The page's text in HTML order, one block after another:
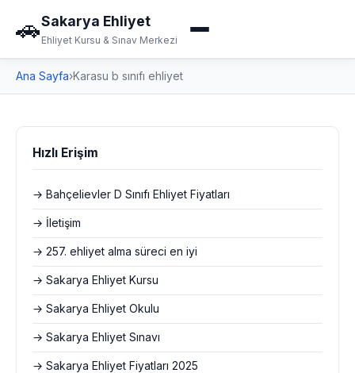
🚗Sakarya Ehliyet
Ehliyet Kursu & Sınav Merkezi
Ana Sayfa›Karasu b sınıfı ehliyet
Hızlı Erişim
→ Bahçelievler D Sınıfı Ehliyet Fiyatları
→ İletişim
→ 257. ehliyet alma süreci en iyi
→ Sakarya Ehliyet Kursu
→ Sakarya Ehliyet Okulu
→ Sakarya Ehliyet Sınavı
→ Sakarya Ehliyet Fiyatları 2025